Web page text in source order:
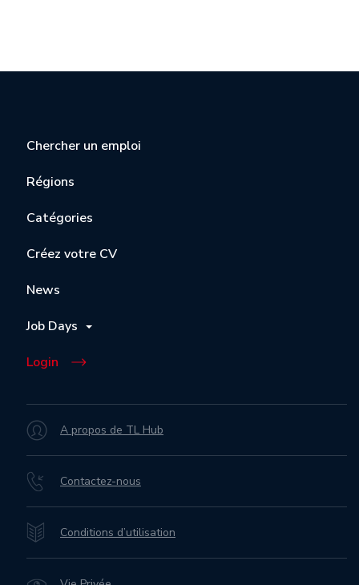
Chercher un emploi
Régions
Catégories
Créez votre CV
News
Job Days
Login
A propos de TL Hub
Contactez-nous
Conditions d’utilisation